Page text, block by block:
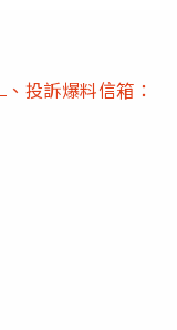
、投訴爆料信箱：